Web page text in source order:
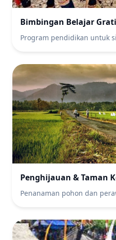
Bimbingan Belajar
Program pendidikan untuk
Penghijauan & Taman
Penanaman pohon dan